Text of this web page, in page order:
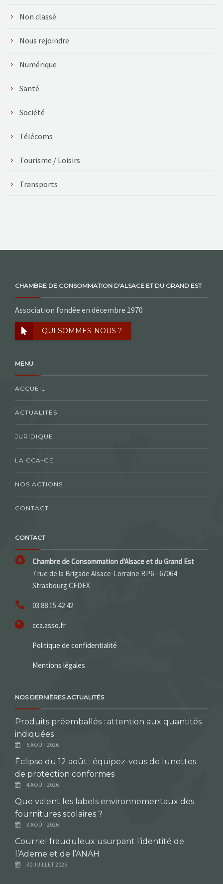
Non classé
Nous rejoindre
Numérique
Santé
Société
Télécoms
Tourisme / Loisirs
Transports
CHAMBRE DE CONSOMMATION D'ALSACE ET DU GRAND EST
Association fondée en décembre 1970
QUI SOMMES-NOUS ?
MENU
ACCUEIL
ACTUALITÉS
JURIDIQUE
LA CCA-GE
NOS ACTIONS
CONTACT
CONTACT
Chambre de Consommation d'Alsace et du Grand Est
7 rue de la Brigade Alsace-Lorraine BP6 - 67064
Strasbourg CEDEX
03 88 15 42 42
cca.asso.fr
Politique de confidentialité
Mentions légales
NOS DERNIÈRES ACTUALITÉS
Produits préemballés : attention aux quantités
indiquées
6 AOÛT 2026
Éclipse du 12 août : équipez-vous de lunettes
de protection conformes
4 AOÛT 2026
Que valent les labels environnementaux des
fournitures scolaires ?
3 AOÛT 2026
Courriel frauduleux usurpant l’identité de
l’Ademe et de l’ANAH
30 JUILLET 2026